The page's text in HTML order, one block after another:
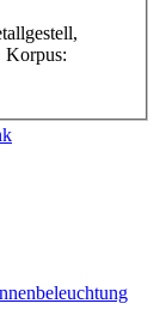
Korpus: